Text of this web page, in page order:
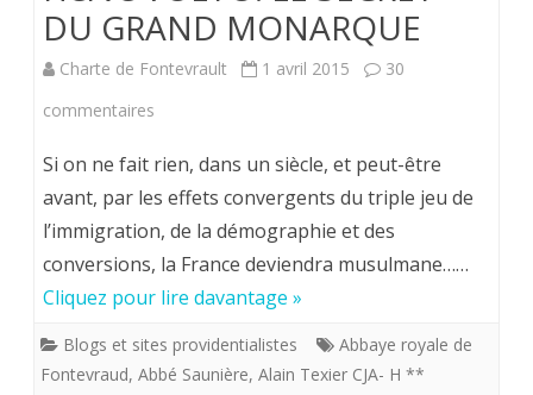
DU GRAND MONARQUE
Charte de Fontevrault 1 avril 2015
30
commentaires
VOLTO.
LE
SECRET
GRAND
Si on ne fait rien, dans un siècle, et peut-être
avant, par les effets convergents du triple jeu de
l’immigration, de la démographie et des
conversions, la France deviendra musulmane……
Cliquez pour lire davantage »
Blogs et sites providentialistes
Abbaye royale de
Fontevraud, Abbé Saunière, Alain Texier CJA- H **